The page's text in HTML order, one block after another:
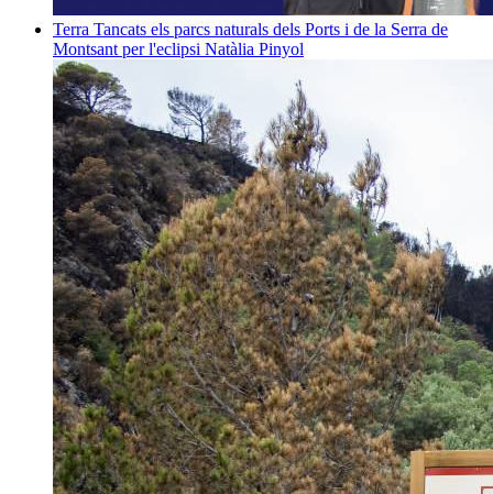
Terra Tancats els parcs naturals dels Ports i de la Serra de
Montsant per l'eclipsi Natàlia Pinyol